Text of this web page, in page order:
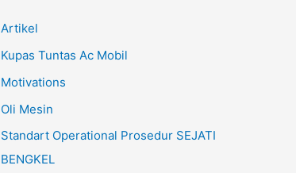
Artikel
Kupas Tuntas Ac Mobil
Motivations
Oli Mesin
Standart Operational Prosedur SEJATI
BENGKEL